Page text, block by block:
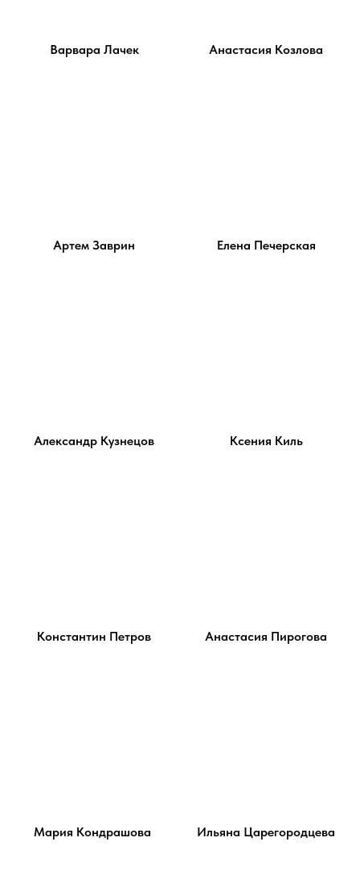
Варвара Лачек Анастасия Козлова
Артем Заврин Елена Печерская
Александр Кузнецов Ксения Киль
Константин Петров Анастасия Пирогова
Мария Кондрашова Ильяна Царегородцева